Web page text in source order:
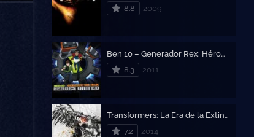
8.8
2009
Ben 10 – Generador Rex: Héroes Unidos
8.3
2011
Transformers: La Era de la Extinción
7.2
2014